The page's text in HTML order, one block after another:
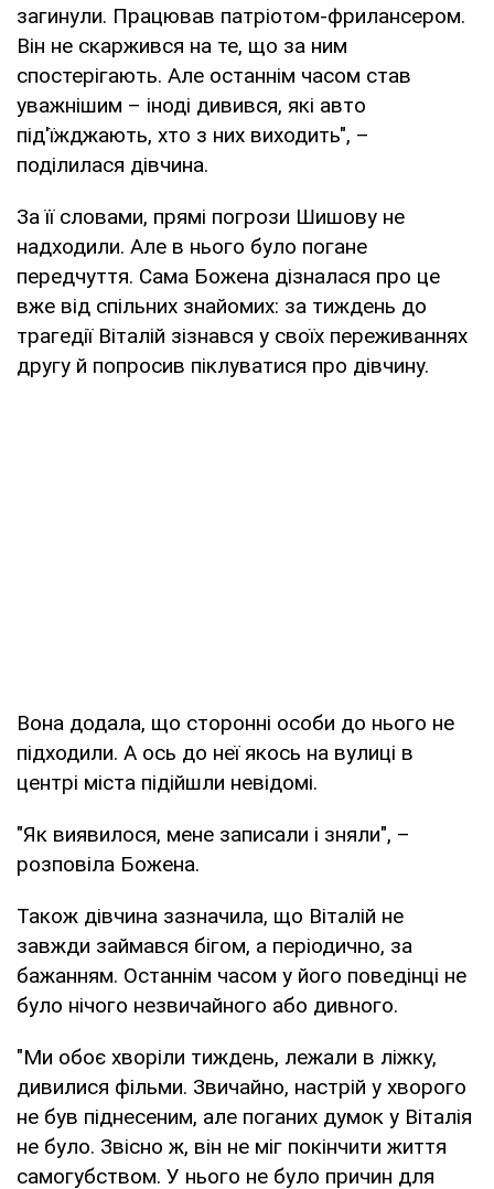
загинули. Працював патріотом-фрилансером.
Він не скаржився на те, що за ним
спостерігають. Але останнім часом став
уважнішим – іноді дивився, які авто
під'їжджають, хто з них виходить", –
поділилася дівчина.
За її словами, прямі погрози Шишову не
надходили. Але в нього було погане
передчуття. Сама Божена дізналася про це
вже від спільних знайомих: за тиждень до
трагедії Віталій зізнався у своїх переживаннях
другу й попросив піклуватися про дівчину.
Вона додала, що сторонні особи до нього не
підходили. А ось до неї якось на вулиці в
центрі міста підійшли невідомі.
"Як виявилося, мене записали і зняли", –
розповіла Божена.
Також дівчина зазначила, що Віталій не
завжди займався бігом, а періодично, за
бажанням. Останнім часом у його поведінці не
було нічого незвичайного або дивного.
"Ми обоє хворіли тиждень, лежали в ліжку,
дивилися фільми. Звичайно, настрій у хворого
не був піднесеним, але поганих думок у Віталія
не було. Звісно ж, він не міг покінчити життя
самогубством. У нього не було причин для